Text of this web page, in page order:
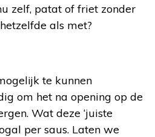
zelf, patat of friet zonder
als met?
te kunnen
om het na opening op de
Wat deze ‘juiste
per saus. Laten we